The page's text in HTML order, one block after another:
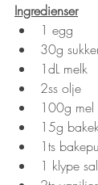
Ingredienser
1 egg
30g
1dL melk
2ss olje
100g mel
15g
1ts
1 klype